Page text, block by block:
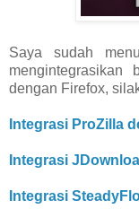
Saya sudah
mengintegrasikan
dengan Firefox,
Integrasi ProZilla
Integrasi
Integrasi